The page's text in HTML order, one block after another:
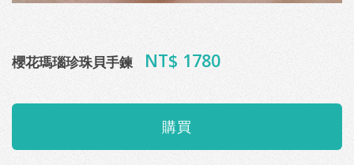
櫻花瑪瑙珍珠貝手鍊 NT$ 1780